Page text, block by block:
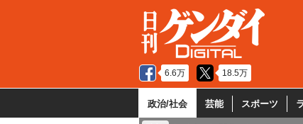
6.6万 18.5万
政治/社会 芸能 スポーツ